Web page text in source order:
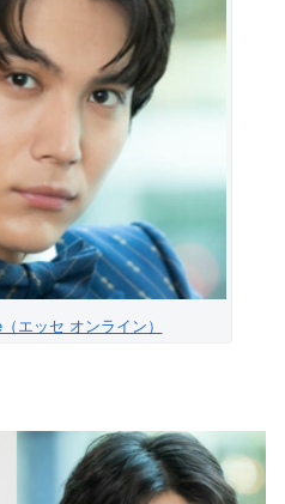
エッセ オンライン）